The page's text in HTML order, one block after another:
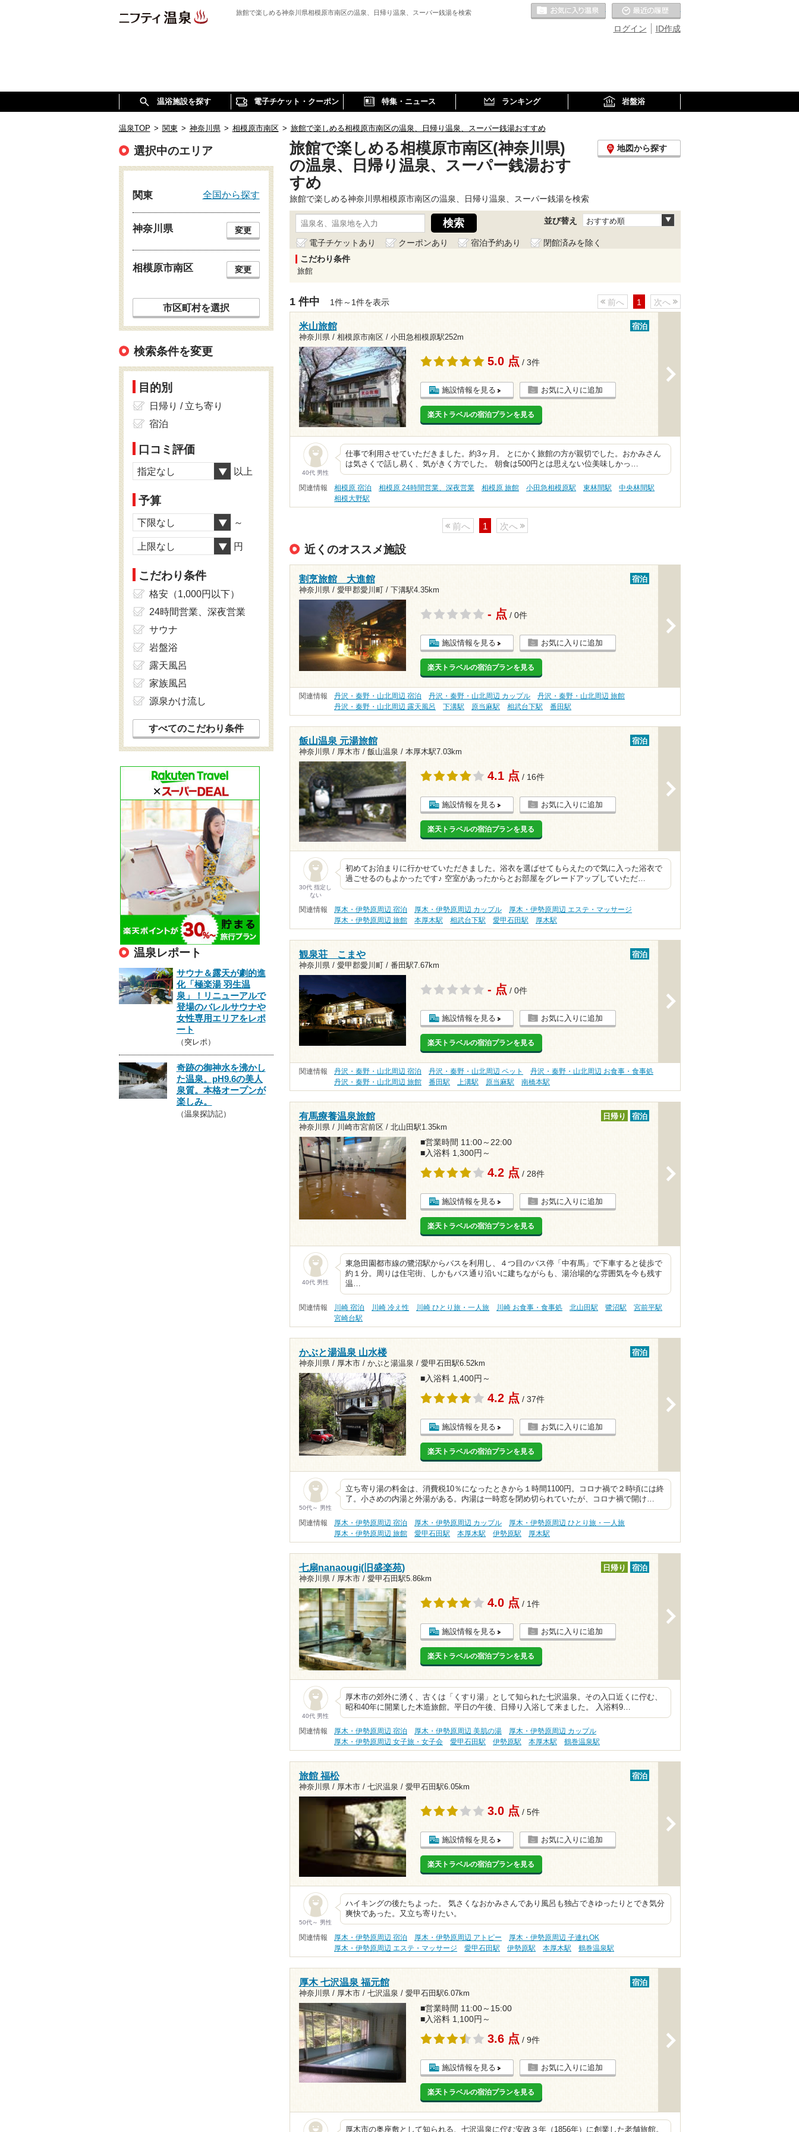
旅館で楽しめる神奈川県相模原市南区の温泉、日帰り温泉、スーパー銭湯を検索
ID作成
ログイン
お気に入りの温泉
温浴施設を探す 電子チケット・クーポン 特集・ニュース ランキング 岩盤浴
温泉TOP > 関東 > 神奈川県 > 相模原市南区 > 旅館で楽しめる相模原市南区の温泉、日帰り温泉、スーパー銭湯おすすめ
旅館で楽しめる相模原市南区(神奈川県)
の温泉、日帰り温泉、スーパー銭湯おす
すめ
地図から探す
旅館で楽しめる神奈川県相模原市南区の温泉、日帰り温泉、スーパー銭湯を検索
並び替え おすすめ順
電子チケットあり クーポンあり 宿泊予約あり
閉館済みを除く
こだわり条件
旅館
1 件中 1件～1件を表示 前へ 1 次へ
米山旅館
神奈川県 / 相模原市南区 / 小田急相模原駅252m
宿泊
5.0 点 / 3件
施設情報を見る お気に入りに追加
楽天トラベルの宿泊プランを見る
40代 男性
仕事で利用させていただきました。約3ヶ月。 とにかく旅館の方が親切でした。おかみさん
は気さくで話し易く、気がきく方でした。 朝食は500円とは思えない位美味しかっ…
関連情報 相模原 宿泊 相模原 24時間営業、深夜営業 相模原 旅館 小田急相模原駅 東林間駅
中央林間駅
相模大野駅
前へ 1 次へ
近くのオススメ施設
割烹旅館 大進館
神奈川県 / 愛甲郡愛川町 / 下溝駅4.35km
宿泊
- 点 / 0件
施設情報を見る お気に入りに追加
楽天トラベルの宿泊プランを見る
関連情報 丹沢・秦野・山北周辺 宿泊 丹沢・秦野・山北周辺 カップル
丹沢・秦野・山北周辺 旅館
丹沢・秦野・山北周辺 露天風呂
下溝駅 原当麻駅 相武台下駅 番田駅
飯山温泉 元湯旅館
神奈川県 / 厚木市 / 飯山温泉 / 本厚木駅7.03km
宿泊
4.1 点 / 16件
施設情報を見る お気に入りに追加
楽天トラベルの宿泊プランを見る
30代 指定し
ない
初めてお泊まりに行かせていただきました。浴衣を選ばせてもらえたので気に入った浴衣で
過ごせるのもよかったです♪ 空室があったからとお部屋をグレードアップしていただ…
関連情報 厚木・伊勢原周辺 宿泊 厚木・伊勢原周辺 カップル
厚木・伊勢原周辺 エステ・マッサージ
厚木・伊勢原周辺 旅館
本厚木駅 相武台下駅 愛甲石田駅 厚木駅
観泉荘 こまや
神奈川県 / 愛甲郡愛川町 / 番田駅7.67km
宿泊
- 点 / 0件
施設情報を見る お気に入りに追加
楽天トラベルの宿泊プランを見る
関連情報 丹沢・秦野・山北周辺 宿泊 丹沢・秦野・山北周辺 ペット
丹沢・秦野・山北周辺 お食事・食事処
丹沢・秦野・山北周辺 旅館
番田駅 上溝駅 原当麻駅 南橋本駅
有馬療養温泉旅館
神奈川県 / 川崎市宮前区 / 北山田駅1.35km
日帰り 宿泊
■営業時間 11:00～22:00
■入浴料 1,300円～
4.2 点 / 28件
施設情報を見る お気に入りに追加
楽天トラベルの宿泊プランを見る
40代 男性
東急田園都市線の鷺沼駅からバスを利用し、４つ目のバス停「中有馬」で下車すると徒歩で
約１分。周りは住宅街、しかもバス通り沿いに建ちながらも、湯治場的な雰囲気を今も残す
温…
関連情報 川崎 宿泊 川崎 冷え性 川崎 ひとり旅・一人旅 川崎 お食事・食事処 北山田駅 鷺沼駅
宮前平駅
宮崎台駅
かぶと湯温泉 山水楼
神奈川県 / 厚木市 / かぶと湯温泉 / 愛甲石田駅6.52km
宿泊
■入浴料 1,400円～
4.2 点 / 37件
施設情報を見る お気に入りに追加
楽天トラベルの宿泊プランを見る
50代～ 男性
立ち寄り湯の料金は、消費税10％になったときから１時間1100円。コロナ禍で２時頃には終
了。小さめの内湯と外湯がある。内湯は一時窓を閉め切られていたが、コロナ禍で開け…
関連情報 厚木・伊勢原周辺 宿泊 厚木・伊勢原周辺 カップル
厚木・伊勢原周辺 ひとり旅・一人旅
厚木・伊勢原周辺 旅館
愛甲石田駅 本厚木駅 伊勢原駅 厚木駅
七扇nanaougi(旧盛楽苑)
神奈川県 / 厚木市 / 愛甲石田駅5.86km
日帰り 宿泊
4.0 点 / 1件
施設情報を見る お気に入りに追加
楽天トラベルの宿泊プランを見る
40代 男性
厚木市の郊外に湧く、古くは「くすり湯」として知られた七沢温泉。その入口近くに佇む、
昭和40年に開業した木造旅館。平日の午後、日帰り入浴して来ました。 入浴料9…
関連情報 厚木・伊勢原周辺 宿泊 厚木・伊勢原周辺 美肌の湯
厚木・伊勢原周辺 カップル
厚木・伊勢原周辺 女子旅・女子会
愛甲石田駅 伊勢原駅 本厚木駅 鶴巻温泉駅
旅館 福松
神奈川県 / 厚木市 / 七沢温泉 / 愛甲石田駅6.05km
宿泊
3.0 点 / 5件
施設情報を見る お気に入りに追加
楽天トラベルの宿泊プランを見る
50代～ 男性
ハイキングの後たちよった。 気さくなおかみさんであり風呂も独占できゆったりとでき気分
爽快であった。又立ち寄りたい。
関連情報 厚木・伊勢原周辺 宿泊 厚木・伊勢原周辺 アトピー
厚木・伊勢原周辺 子連れOK
厚木・伊勢原周辺 エステ・マッサージ
愛甲石田駅 伊勢原駅 本厚木駅 鶴巻温泉駅
厚木 七沢温泉 福元館
神奈川県 / 厚木市 / 七沢温泉 / 愛甲石田駅6.07km
宿泊
■営業時間 11:00～15:00
■入浴料 1,100円～
3.6 点 / 9件
施設情報を見る お気に入りに追加
楽天トラベルの宿泊プランを見る
厚木市の奥座敷として知られる、七沢温泉に佇む安政３年（1856年）に創業した老舗旅館。
選択中のエリア
関東 全国から探す
神奈川県 変更
相模原市南区 変更
市区町村を選択
検索条件を変更
目的別
日帰り / 立ち寄り
宿泊
口コミ評価
指定なし 以上
予算
下限なし ～
上限なし 円
こだわり条件
格安（1,000円以下）
24時間営業、深夜営業
サウナ
岩盤浴
露天風呂
家族風呂
源泉かけ流し
すべてのこだわり条件
温泉レポート
サウナ＆露天が劇的進
化「極楽湯 羽生温
泉」！リニューアルで
登場のバレルサウナや
女性専用エリアをレポ
ート
（突レポ）
奇跡の御神水を沸かし
た温泉。pH9.6の美人
泉質。本格オープンが
楽しみ。
（温泉探訪記）